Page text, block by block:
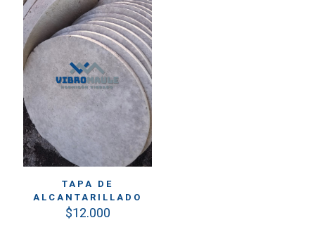
TAPA DE
ALCANTARILLADO
$12.000